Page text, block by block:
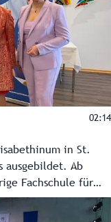
02:14
in St.
ausgebildet. Ab
Fachschule für
Kooperation mit
(KSA) sollen so